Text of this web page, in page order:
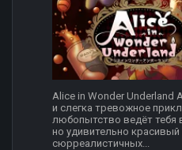
Alice in Wonder Underland
и слегка тревожное
любопытство ведёт тебя
но удивительно
сюрреалистичных...